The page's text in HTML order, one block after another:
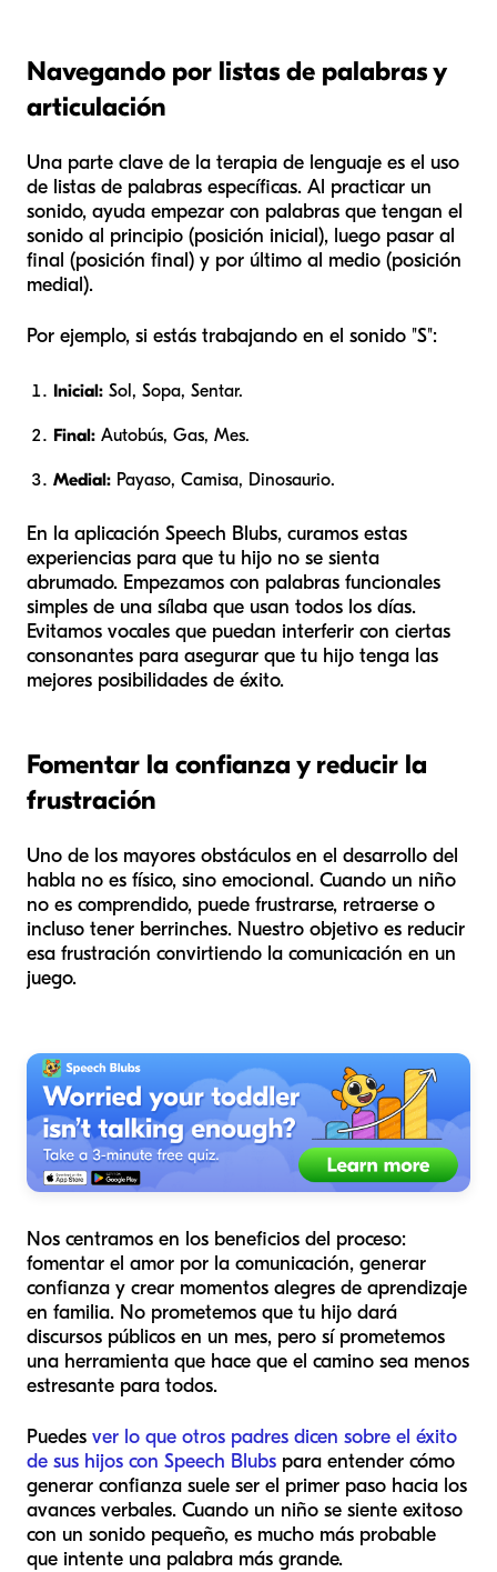
Navegando por listas de palabras y
articulación
Una parte clave de la terapia de lenguaje es el uso
de listas de palabras específicas. Al practicar un
sonido, ayuda empezar con palabras que tengan el
sonido al principio (posición inicial), luego pasar al
final (posición final) y por último al medio (posición
medial).
Por ejemplo, si estás trabajando en el sonido "S":
Inicial: Sol, Sopa, Sentar.
Final: Autobús, Gas, Mes.
Medial: Payaso, Camisa, Dinosaurio.
En la aplicación Speech Blubs, curamos estas
experiencias para que tu hijo no se sienta
abrumado. Empezamos con palabras funcionales
simples de una sílaba que usan todos los días.
Evitamos vocales que puedan interferir con ciertas
consonantes para asegurar que tu hijo tenga las
mejores posibilidades de éxito.
Fomentar la confianza y reducir la
frustración
Uno de los mayores obstáculos en el desarrollo del
habla no es físico, sino emocional. Cuando un niño
no es comprendido, puede frustrarse, retraerse o
incluso tener berrinches. Nuestro objetivo es reducir
esa frustración convirtiendo la comunicación en un
juego.
Nos centramos en los beneficios del proceso:
fomentar el amor por la comunicación, generar
confianza y crear momentos alegres de aprendizaje
en familia. No prometemos que tu hijo dará
discursos públicos en un mes, pero sí prometemos
una herramienta que hace que el camino sea menos
estresante para todos.
Puedes ver lo que otros padres dicen sobre el éxito
de sus hijos con Speech Blubs para entender cómo
generar confianza suele ser el primer paso hacia los
avances verbales. Cuando un niño se siente exitoso
con un sonido pequeño, es mucho más probable
que intente una palabra más grande.